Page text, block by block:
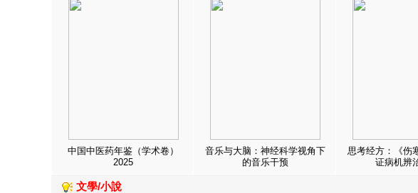
中国中医药年鉴（学术卷）
2025
音乐与大脑：神经科学视角下
的音乐干预
思考经方：《伤
证病机辨
文學/小說